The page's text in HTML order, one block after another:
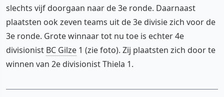
slechts vijf doorgaan naar de 3e ronde. Daarnaast
plaatsten ook zeven teams uit de 3e divisie zich voor de
3e ronde. Grote winnaar tot nu toe is echter 4e
divisionist BC Gilze 1 (zie foto). Zij plaatsten zich door te
winnen van 2e divisionist Thiela 1.